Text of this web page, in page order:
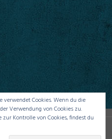
Werbungseit 1999. |Datenschutz
verwendet Cookies. Wenn du die
Verwendung von Cookies zu.
Kontrolle von Cookies, findest du